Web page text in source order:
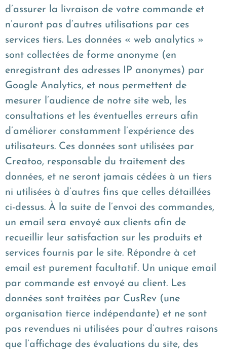
d’assurer la livraison de votre commande et
n’auront pas d’autres utilisations par ces
services tiers. Les données « web analytics »
sont collectées de forme anonyme (en
enregistrant des adresses IP anonymes) par
Google Analytics, et nous permettent de
mesurer l’audience de notre site web, les
consultations et les éventuelles erreurs afin
d’améliorer constamment l’expérience des
utilisateurs. Ces données sont utilisées par
Creatoo, responsable du traitement des
données, et ne seront jamais cédées à un tiers
ni utilisées à d’autres fins que celles détaillées
ci-dessus. À la suite de l’envoi des commandes,
un email sera envoyé aux clients afin de
recueillir leur satisfaction sur les produits et
services fournis par le site. Répondre à cet
email est purement facultatif. Un unique email
par commande est envoyé au client. Les
données sont traitées par CusRev (une
organisation tierce indépendante) et ne sont
pas revendues ni utilisées pour d’autres raisons
que l’affichage des évaluations du site, des